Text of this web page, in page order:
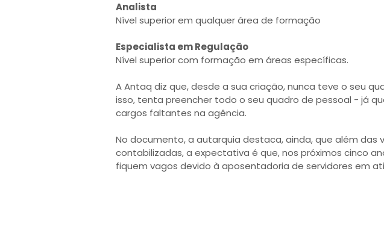
Analista
Nível superior em qualquer área de formação
Especialista em Regulação
Nível superior com formação em áreas específicas.
A Antaq diz que, desde a sua criação, nunca teve o seu
isso, tenta preencher todo o seu quadro de pessoal - já
cargos faltantes na agência.
No documento, a autarquia destaca, ainda, que além das
contabilizadas, a expectativa é que, nos próximos cinco
fiquem vagos devido à aposentadoria de servidores em